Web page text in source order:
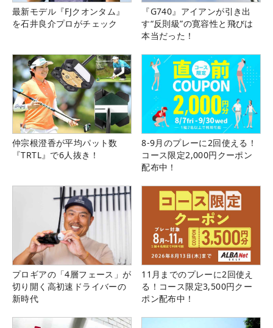
最新モデル『FJクオンタム』
を石井良介プロがチェック
『G740』アイアンが引き出
す“反則級”の寛容性と飛びは
本当だった！
仲宗根澄香が平均パット数
『TRTL』で6人抜き！
8-9月のプレーに2回使える！
コース限定2,000円クーポン
配布中！
プロギアの「4層フェース」が
切り開く高初速ドライバーの
新時代
11月までのプレーに2回使え
る！コース限定3,500円クー
ポン配布中！